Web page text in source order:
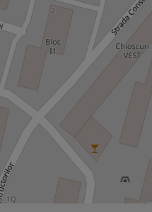
si programarea
si vizionari nu
Europa este o agentie de
esti proprietar sau esti un